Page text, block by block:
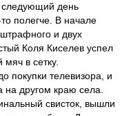
день
полегче. В начале
и двух
Коля Киселев успел
мяч в сетку.
покупки телевизора, и
на другом краю села.
свисток, вышли